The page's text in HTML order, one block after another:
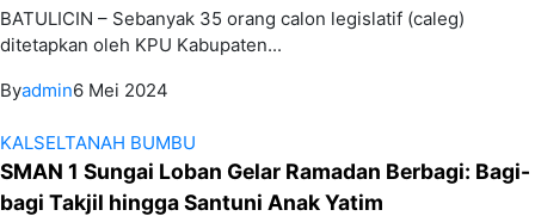
BATULICIN – Sebanyak 35 orang calon legislatif (caleg)
ditetapkan oleh KPU Kabupaten...
Byadmin6 Mei 2024
KALSELTANAH BUMBU
SMAN 1 Sungai Loban Gelar Ramadan Berbagi: Bagi-
bagi Takjil hingga Santuni Anak Yatim